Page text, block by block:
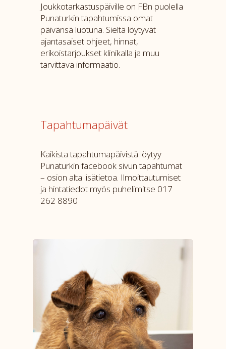
Joukkotarkastuspäiville on FBn puolella
Punaturkin tapahtumissa omat
päivänsä luotuna. Sieltä löytyvät
ajantasaiset ohjeet, hinnat,
erikoistarjoukset klinikalla ja muu
tarvittava informaatio.
Tapahtumapäivät
Kaikista tapahtumapäivistä löytyy
Punaturkin facebook sivun tapahtumat
– osion alta lisätietoa. Ilmoittautumiset
ja hintatiedot myös puhelimitse 017
262 8890